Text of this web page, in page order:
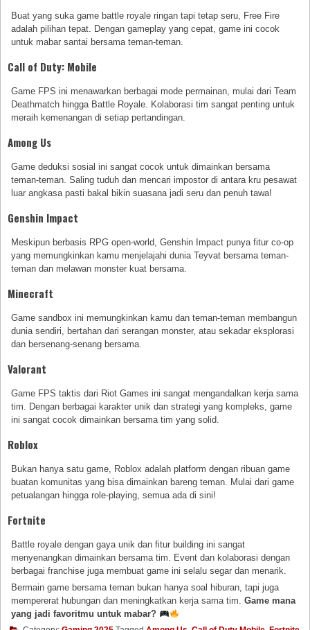
Buat yang suka game battle royale ringan tapi tetap seru, Free Fire
adalah pilihan tepat. Dengan gameplay yang cepat, game ini cocok
untuk mabar santai bersama teman-teman.
Call of Duty: Mobile
Game FPS ini menawarkan berbagai mode permainan, mulai dari Team
Deathmatch hingga Battle Royale. Kolaborasi tim sangat penting untuk
meraih kemenangan di setiap pertandingan.
Among Us
Game deduksi sosial ini sangat cocok untuk dimainkan bersama
teman-teman. Saling tuduh dan mencari impostor di antara kru pesawat
luar angkasa pasti bakal bikin suasana jadi seru dan penuh tawa!
Genshin Impact
Meskipun berbasis RPG open-world, Genshin Impact punya fitur co-op
yang memungkinkan kamu menjelajahi dunia Teyvat bersama teman-
teman dan melawan monster kuat bersama.
Minecraft
Game sandbox ini memungkinkan kamu dan teman-teman membangun
dunia sendiri, bertahan dari serangan monster, atau sekadar eksplorasi
dan bersenang-senang bersama.
Valorant
Game FPS taktis dari Riot Games ini sangat mengandalkan kerja sama
tim. Dengan berbagai karakter unik dan strategi yang kompleks, game
ini sangat cocok dimainkan bersama tim yang solid.
Roblox
Bukan hanya satu game, Roblox adalah platform dengan ribuan game
buatan komunitas yang bisa dimainkan bareng teman. Mulai dari game
petualangan hingga role-playing, semua ada di sini!
Fortnite
Battle royale dengan gaya unik dan fitur building ini sangat
menyenangkan dimainkan bersama tim. Event dan kolaborasi dengan
berbagai franchise juga membuat game ini selalu segar dan menarik.
Bermain game bersama teman bukan hanya soal hiburan, tapi juga
mempererat hubungan dan meningkatkan kerja sama tim.Game mana
yang jadi favoritmu untuk mabar?